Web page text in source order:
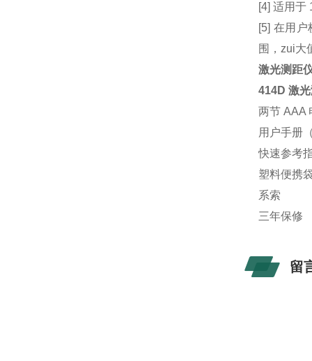
[4] 适用于
[5] 在用
围，zui大
激光测距
414D 激
两节 AAA
用户手册
快速参考
塑料便携
系索
三年保修
留